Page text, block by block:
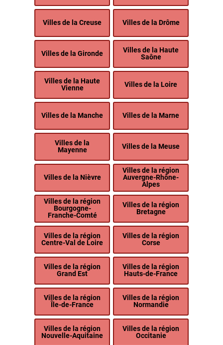
Villes de la Creuse Villes de la Drôme
Villes de la Gironde
Villes de la Haute
Saône
Villes de la Haute
Vienne
Villes de la Loire
Villes de la Manche Villes de la Marne
Villes de la
Mayenne
Villes de la Meuse
Villes de la Nièvre
Villes de la région
Auvergne-Rhône-
Alpes
Villes de la région
Bourgogne-
Franche-Comté
Villes de la région
Bretagne
Villes de la région
Centre-Val de Loire
Villes de la région
Corse
Villes de la région
Grand Est
Villes de la région
Hauts-de-France
Villes de la région
Île-de-France
Villes de la région
Normandie
Villes de la région
Nouvelle-Aquitaine
Villes de la région
Occitanie